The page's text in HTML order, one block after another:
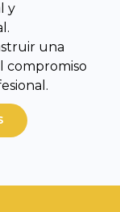
y
una
compromiso